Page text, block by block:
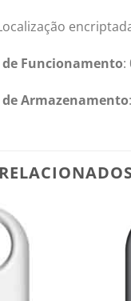
Funcionamento:
Armazenamento: